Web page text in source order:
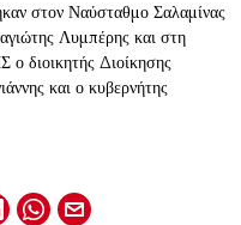
στον Ναύσταθμο Σαλαμίνας
Λυμπέρης και στη
διοικητής Διοίκησης
και ο κυβερνήτης